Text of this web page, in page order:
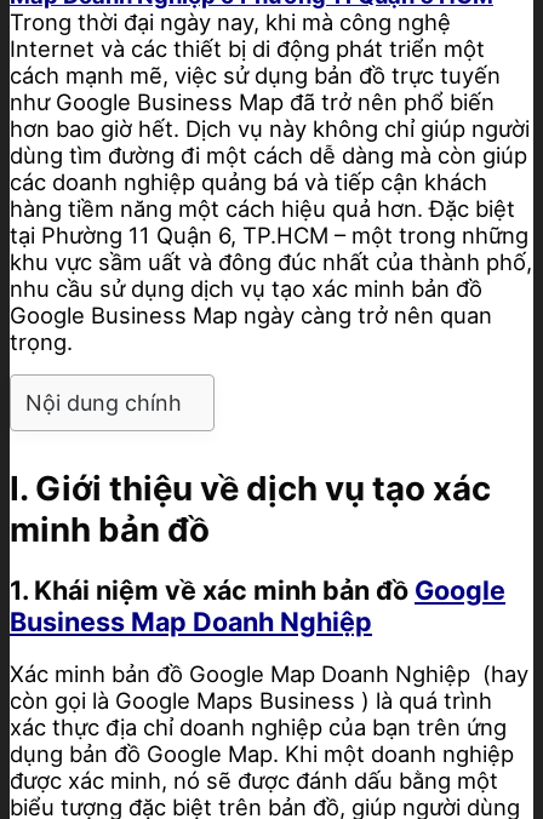
Trong thời đại ngày nay, khi mà công nghệ
Internet và các thiết bị di động phát triển một
cách mạnh mẽ, việc sử dụng bản đồ trực tuyến
như Google Business Map đã trở nên phổ biến
hơn bao giờ hết. Dịch vụ này không chỉ giúp người
dùng tìm đường đi một cách dễ dàng mà còn giúp
các doanh nghiệp quảng bá và tiếp cận khách
hàng tiềm năng một cách hiệu quả hơn. Đặc biệt
tại Phường 11 Quận 6, TP.HCM – một trong những
khu vực sầm uất và đông đúc nhất của thành phố,
nhu cầu sử dụng dịch vụ tạo xác minh bản đồ
Google Business Map ngày càng trở nên quan
trọng.
Nội dung chính
I. Giới thiệu về dịch vụ tạo xác
minh bản đồ
1. Khái niệm về xác minh bản đồ Google
Business Map Doanh Nghiệp
Xác minh bản đồ Google Map Doanh Nghiệp (hay
còn gọi là Google Maps Business ) là quá trình
xác thực địa chỉ doanh nghiệp của bạn trên ứng
dụng bản đồ Google Map. Khi một doanh nghiệp
được xác minh, nó sẽ được đánh dấu bằng một
biểu tượng đặc biệt trên bản đồ, giúp người dùng